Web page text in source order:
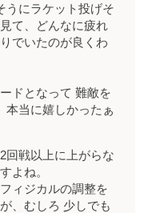
うにラケット投げそ
て、どんなに疲れ
でいたのが良くわ
ドとなって 難敵を
本当に嬉しかったぁ
回戦以上に上がらな
よね。
ィジカルの調整を
、むしろ 少しでも